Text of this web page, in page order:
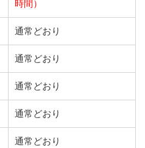
時間）
通常どおり
通常どおり
通常どおり
通常どおり
通常どおり